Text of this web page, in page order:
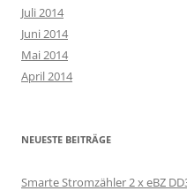
Juli 2014
Juni 2014
Mai 2014
April 2014
NEUESTE BEITRÄGE
Smarte Stromzähler 2 x eBZ